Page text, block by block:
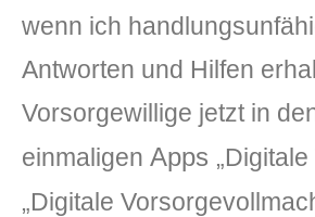
Videoanleitung und Manual
Versionsinformationen
wenn ich
Antworten und Hilfen
Vorsorgewillige jetzt in
einmaligen Apps
„Digitale